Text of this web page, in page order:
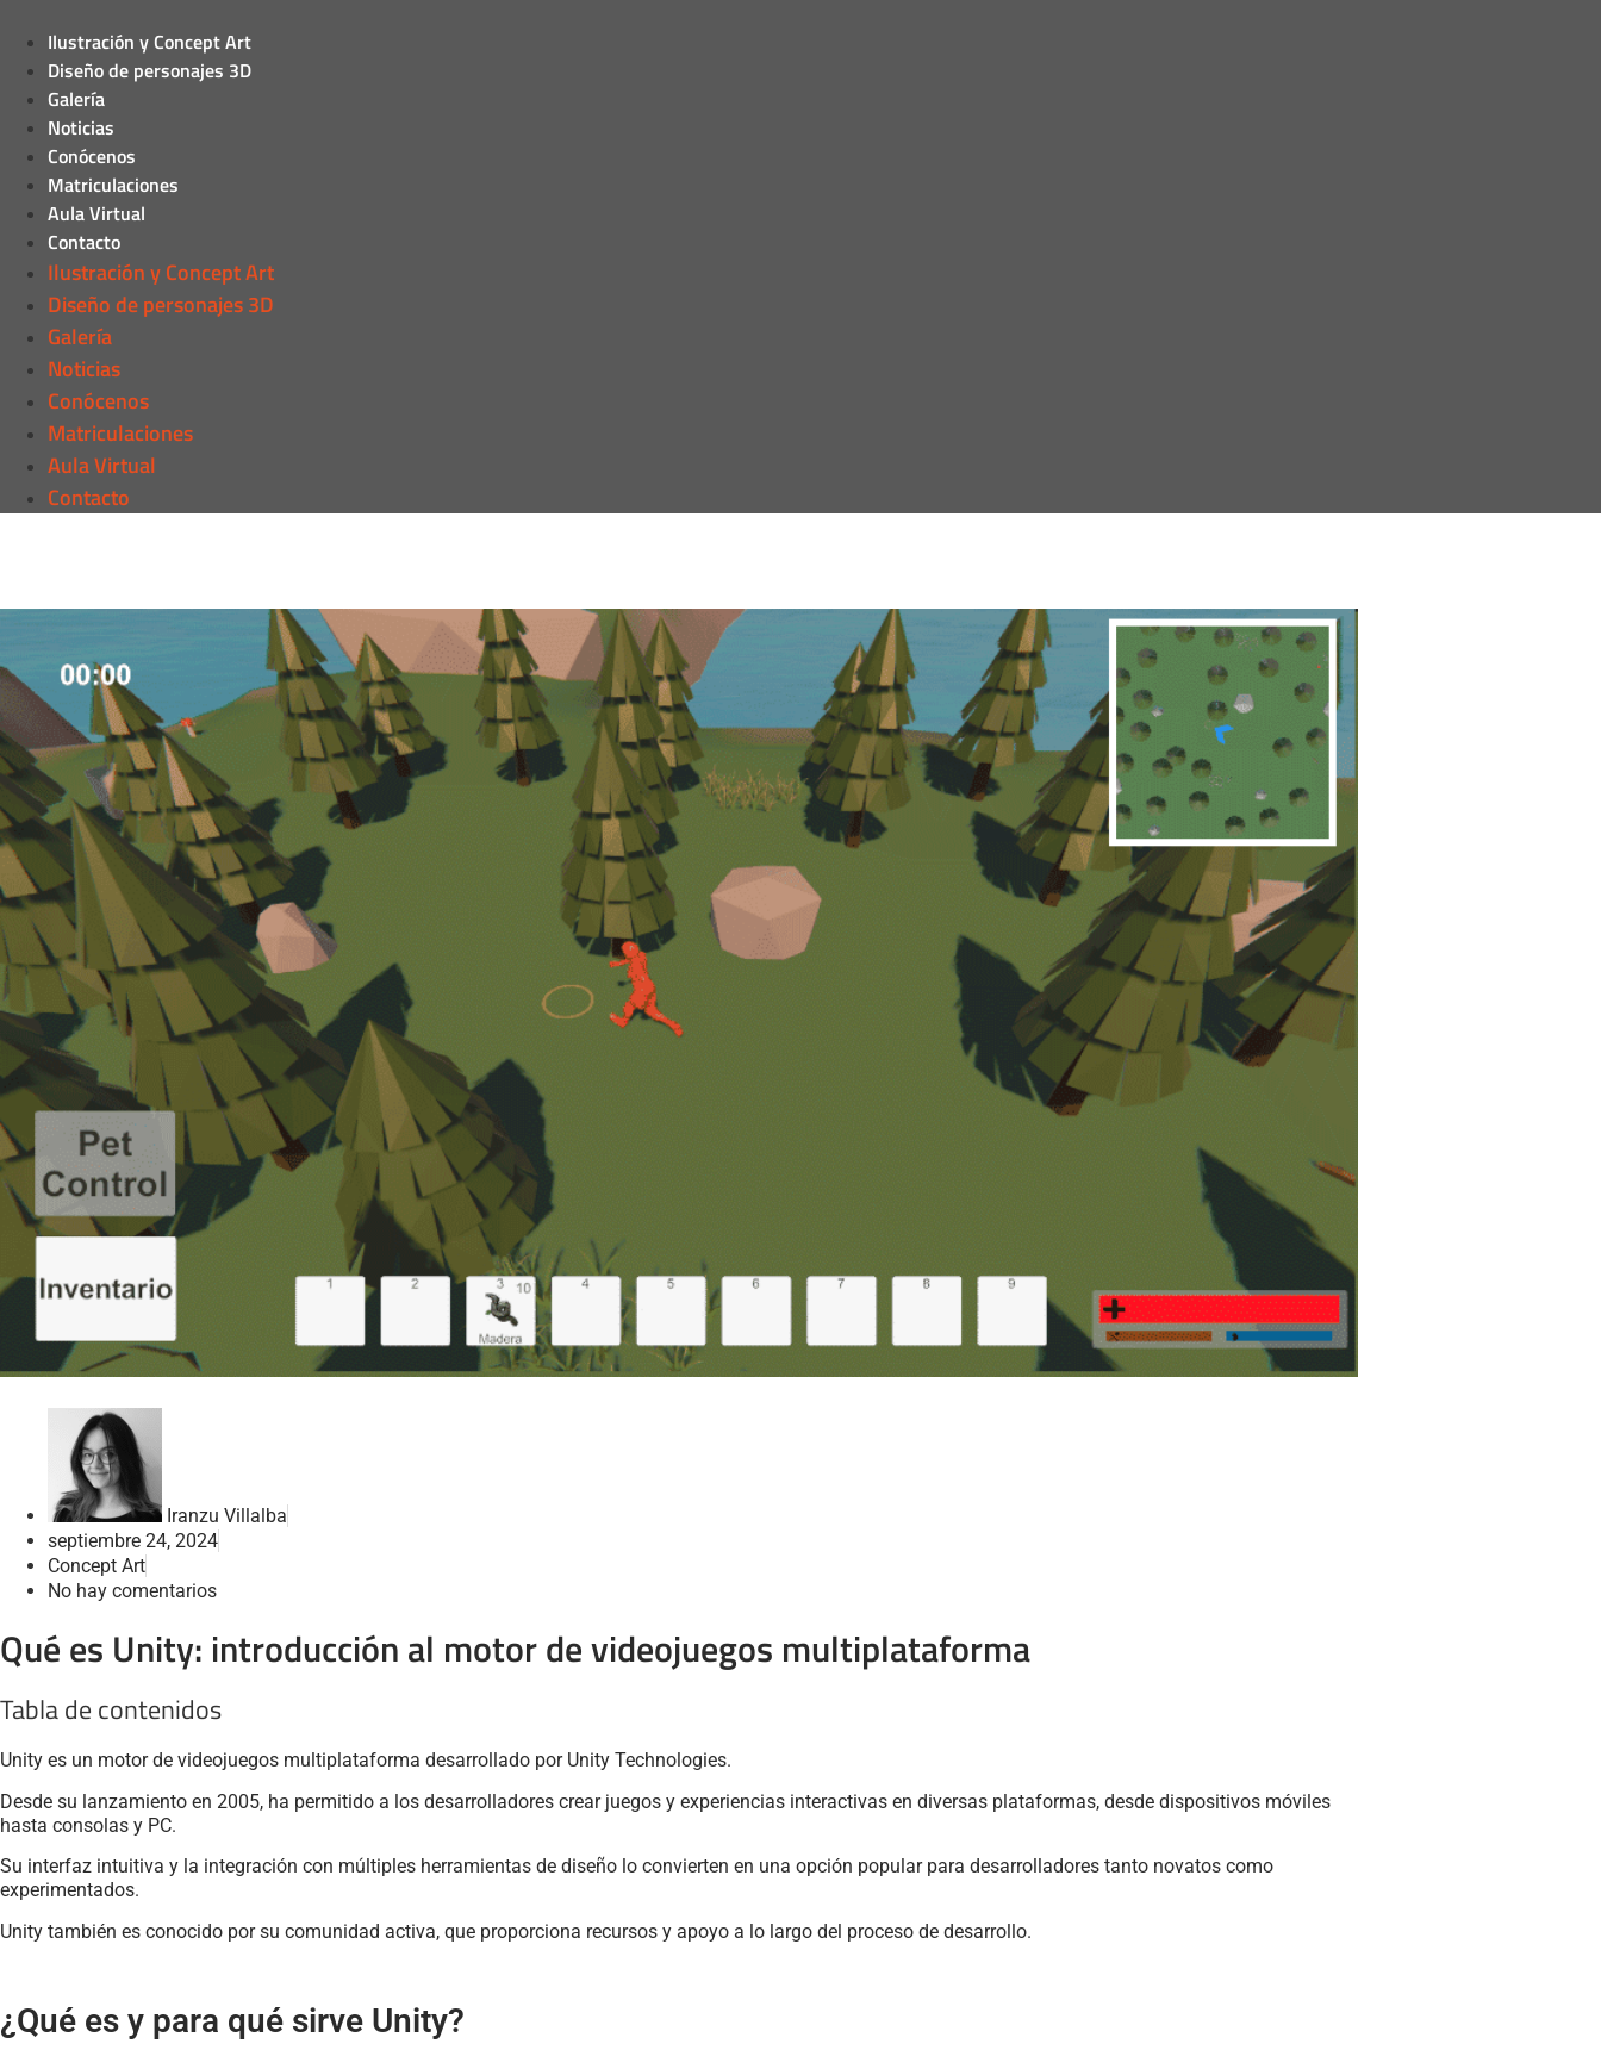
Ilustración y Concept Art
Diseño de personajes 3D
Galería
Noticias
Conócenos
Matriculaciones
Aula Virtual
Contacto
Ilustración y Concept Art
Diseño de personajes 3D
Galería
Noticias
Conócenos
Matriculaciones
Aula Virtual
Contacto
Iranzu Villalba
septiembre 24, 2024
Concept Art
No hay comentarios
Qué es Unity: introducción al motor de videojuegos multiplataforma
Tabla de contenidos
Unity es un motor de videojuegos multiplataforma desarrollado por Unity Technologies.
Desde su lanzamiento en 2005, ha permitido a los desarrolladores crear juegos y experiencias interactivas en diversas plataformas, desde dispositivos móviles
hasta consolas y PC.
Su interfaz intuitiva y la integración con múltiples herramientas de diseño lo convierten en una opción popular para desarrolladores tanto novatos como
experimentados.
Unity también es conocido por su comunidad activa, que proporciona recursos y apoyo a lo largo del proceso de desarrollo.
¿Qué es y para qué sirve Unity?